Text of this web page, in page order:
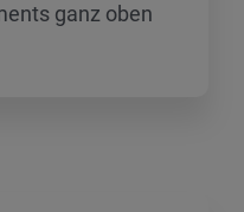
ganz oben